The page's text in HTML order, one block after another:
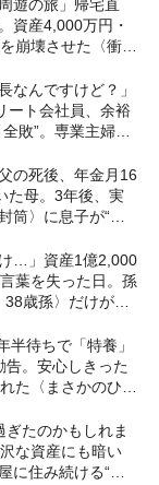
遊の旅」帰宅直
資産4,000万円・
崩壊させた〈衝撃
なんですけど？」
ート会社員、余裕
敗”。専業主婦の
の死後、年金月16
た母。3年後、実
筒〉に息子が“思
け…」資産1億2,000
葉を失った日。孫
歳孫〉だけが遺
待ちで「特養」
。安心しきった
た〈まさかのひと
ぎたのかもしれま
な資産にも暗い
に住み続ける“跡